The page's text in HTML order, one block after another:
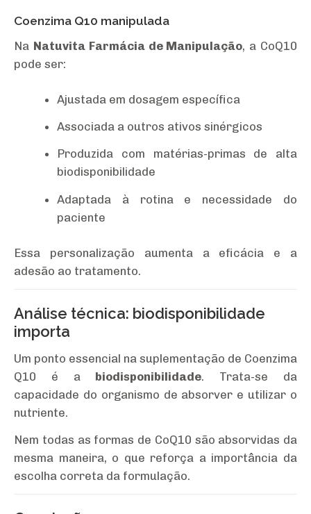
Coenzima Q10 manipulada
Na Natuvita Farmácia de Manipulação, a CoQ10
pode ser:
Ajustada em dosagem específica
Associada a outros ativos sinérgicos
Produzida com matérias-primas de alta
biodisponibilidade
Adaptada à rotina e necessidade do
paciente
Essa personalização aumenta a eficácia e a
adesão ao tratamento.
Análise técnica: biodisponibilidade
importa
Um ponto essencial na suplementação de Coenzima
Q10 é a biodisponibilidade. Trata-se da
capacidade do organismo de absorver e utilizar o
nutriente.
Nem todas as formas de CoQ10 são absorvidas da
mesma maneira, o que reforça a importância da
escolha correta da formulação.